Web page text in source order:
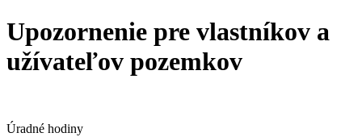
Upozornenie pre vlastníkov a
užívateľov pozemkov
Úradné hodiny